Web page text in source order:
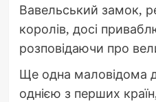
Вавельський замок,
королів, досі
розповідаючи про
Ще одна маловідома
однією з перших